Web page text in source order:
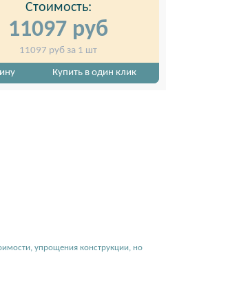
Надежная утяжеленная расширенная база-
стенда, без ножек
Стоимость:
11097 руб
11097 руб за 1 шт
Купить в один клик
упрощения конструкции, но